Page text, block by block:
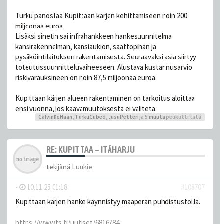
Turku panostaa Kupittaan kärjen kehittämiseen noin 200
miljoonaa euroa.
Lisäksi sinetin sai infrahankkeen hankesuunnitelma
kansirakennelman, kansiaukion, saattopihan ja
pysäköintilaitoksen rakentamisesta. Seuraavaksi asia siirtyy
toteutussuunnitteluvaiheeseen. Alustava kustannusarvio
riskivarauksineen on noin 87,5 miljoonaa euroa.
Kupittaan kärjen alueen rakentaminen on tarkoitus aloittaa
ensi vuonna, jos kaavamuutoksesta ei valiteta.
CalvinDeHaan, TurkuCubed, JusuPetteri ja 5 muuta peukutti tätä
RE: KUPITTAA – ITÄHARJU
tekijänä Luukie
- 10.11.25 01:18
#108707
Kupittaan kärjen hanke käynnistyy maaperän puhdistustöillä.